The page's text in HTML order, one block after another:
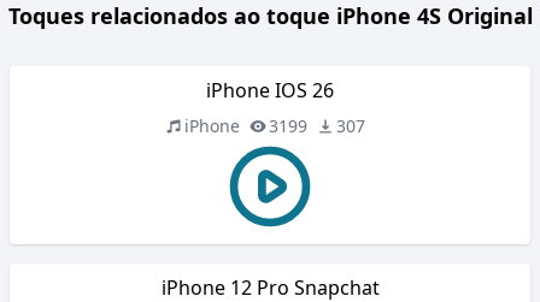
Toques relacionados ao toque iPhone 4S Original
iPhone IOS 26
iPhone 3199 307
iPhone 12 Pro Snapchat